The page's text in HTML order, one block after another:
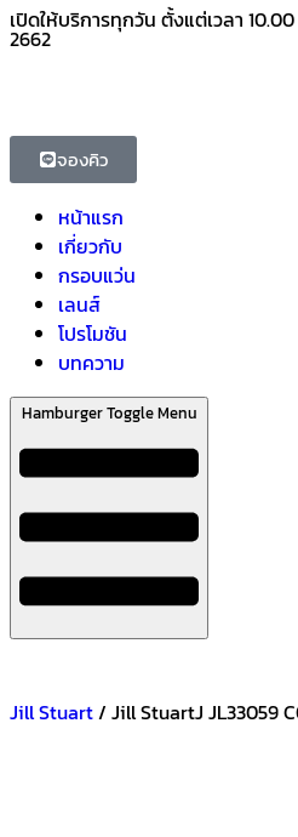
เปิดให้บริการทุกวัน ตั้งแต่เวลา
2662
จองคิว
หน้าแรก
เกี่ยวกับ
กรอบแว่น
เลนส์
โปรโมชัน
บทความ
Hamburger Toggle Menu
Jill Stuart/ Jill StuartJ JL33059